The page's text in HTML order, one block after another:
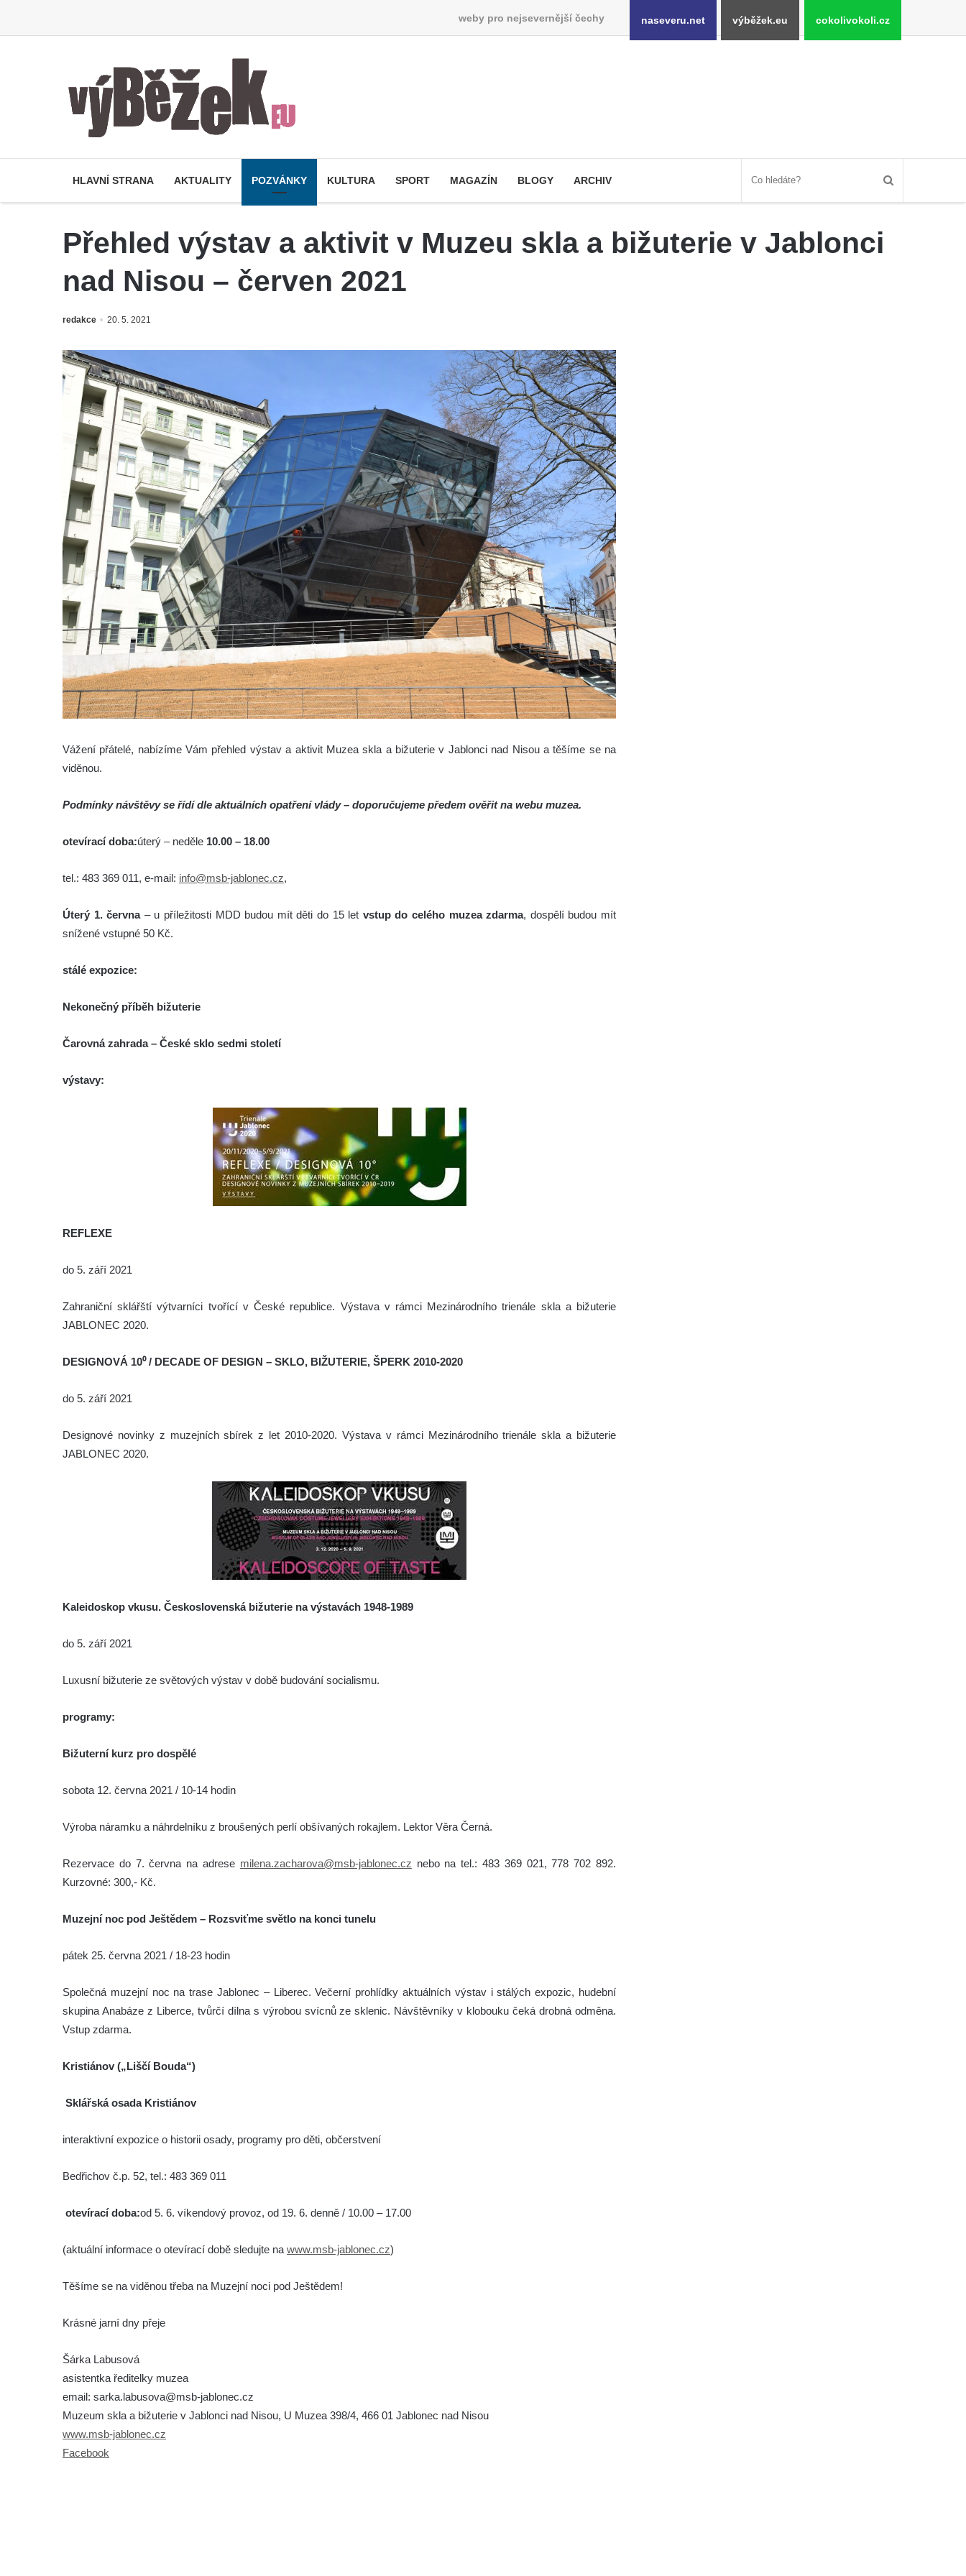
weby pro nejsevernější čechy naseveru.net výběžek.eu cokolivokoli.cz
HLAVNÍ STRANA AKTUALITY POZVÁNKY KULTURA SPORT MAGAZÍN BLOGY ARCHIV
Přehled výstav a aktivit v Muzeu skla a bižuterie v Jablonci
nad Nisou – červen 2021
redakce 20. 5. 2021
Vážení přátelé, nabízíme Vám přehled výstav a aktivit Muzea skla a bižuterie v Jablonci nad Nisou a těšíme se na
viděnou.
Podmínky návštěvy se řídí dle aktuálních opatření vlády – doporučujeme předem ověřit na webu muzea.
otevírací doba:úterý – neděle 10.00 – 18.00
tel.: 483 369 011, e-mail: info@msb-jablonec.cz,
Úterý 1. června– u příležitosti MDD budou mít děti do 15 let vstup do celého muzea zdarma, dospělí budou mít
snížené vstupné 50 Kč.
stálé expozice:
Nekonečný příběh bižuterie
Čarovná zahrada – České sklo sedmi století
výstavy:
REFLEXE
do 5. září 2021
Zahraniční sklářští výtvarníci tvořící v České republice. Výstava v rámci Mezinárodního trienále skla a bižuterie
JABLONEC 2020.
DESIGNOVÁ 10⁰ / DECADE OF DESIGN – SKLO, BIŽUTERIE, ŠPERK 2010-2020
do 5. září 2021
Designové novinky z muzejních sbírek z let 2010-2020. Výstava v rámci Mezinárodního trienále skla a bižuterie
JABLONEC 2020.
Kaleidoskop vkusu. Československá bižuterie na výstavách 1948-1989
do 5. září 2021
Luxusní bižuterie ze světových výstav v době budování socialismu.
programy:
Bižuterní kurz pro dospělé
sobota 12. června 2021 / 10-14 hodin
Výroba náramku a náhrdelníku z broušených perlí obšívaných rokajlem. Lektor Věra Černá.
Rezervace do 7. června na adrese milena.zacharova@msb-jablonec.cz nebo na tel.: 483 369 021, 778 702 892.
Kurzovné: 300,- Kč.
Muzejní noc pod Ještědem – Rozsviťme světlo na konci tunelu
pátek 25. června 2021 / 18-23 hodin
Společná muzejní noc na trase Jablonec – Liberec. Večerní prohlídky aktuálních výstav i stálých expozic, hudební
skupina Anabáze z Liberce, tvůrčí dílna s výrobou svícnů ze sklenic. Návštěvníky v klobouku čeká drobná odměna.
Vstup zdarma.
Kristiánov („Liščí Bouda“)
Sklářská osada Kristiánov
interaktivní expozice o historii osady, programy pro děti, občerstvení
Bedřichov č.p. 52, tel.: 483 369 011
otevírací doba:od 5. 6. víkendový provoz, od 19. 6. denně / 10.00 – 17.00
(aktuální informace o otevírací době sledujte na www.msb-jablonec.cz)
Těšíme se na viděnou třeba na Muzejní noci pod Ještědem!
Krásné jarní dny přeje
Šárka Labusová
asistentka ředitelky muzea
email: sarka.labusova@msb-jablonec.cz
Muzeum skla a bižuterie v Jablonci nad Nisou, U Muzea 398/4, 466 01 Jablonec nad Nisou
www.msb-jablonec.cz
Facebook